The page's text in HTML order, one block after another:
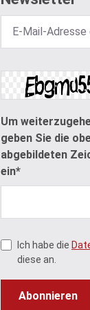
Um
geben Sie die
abgebildeten
ein*
Ich habe die
diese an.
Abonnieren